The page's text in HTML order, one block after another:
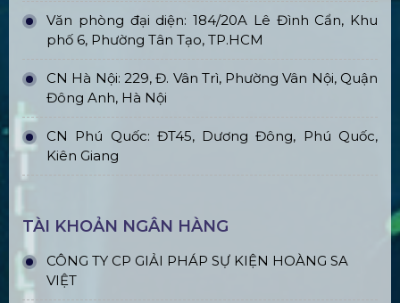
Văn phòng đại diện: 184/20A Lê Đình Cẩn, Khu
phố 6, Phường Tân Tạo, TP.HCM
CN Hà Nội: 229, Đ. Vân Trì, Phường Vân Nội, Quận
Đông Anh, Hà Nội
CN Phú Quốc: ĐT45, Dương Đông, Phú Quốc,
Kiên Giang
TÀI KHOẢN NGÂN HÀNG
CÔNG TY CP GIẢI PHÁP SỰ KIỆN HOÀNG SA
VIỆT